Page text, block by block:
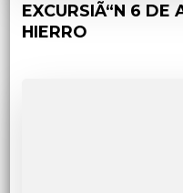
EXCURSIÃ“N 6 DE
HIERRO